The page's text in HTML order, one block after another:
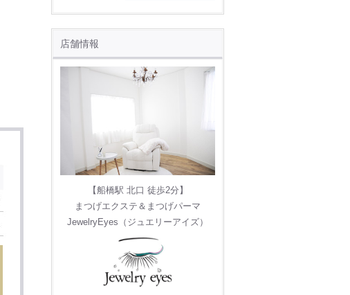
店舗情報
【船橋駅 北口 徒歩2分】
まつげエクステ＆まつげパーマ
JewelryEyes（ジュエリーアイズ）